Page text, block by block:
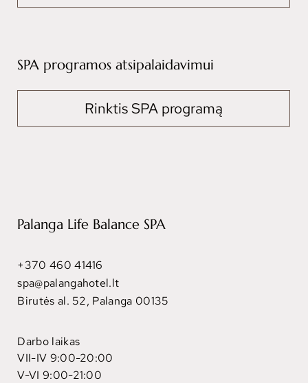
SPA programos atsipalaidavimui
Rinktis SPA programą
Palanga Life Balance SPA
+370 460 41416
spa@palangahotel.lt
Birutės al. 52, Palanga 00135
Darbo laikas
VII-IV 9:00-20:00
V-VI 9:00-21:00